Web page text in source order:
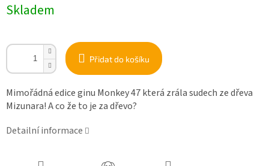
cena:
Skladem
Přidat do košíku
Mimořádná edice ginu Monkey 47 která zrála sudech ze dřeva
Mizunara! A co že to je za dřevo?
Detailní informace